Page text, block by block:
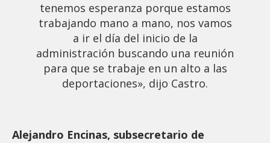
tenemos esperanza porque estamos
trabajando mano a mano, nos vamos
a ir el día del inicio de la
administración buscando una reunión
para que se trabaje en un alto a las
deportaciones», dijo Castro.
Alejandro Encinas, subsecretario de